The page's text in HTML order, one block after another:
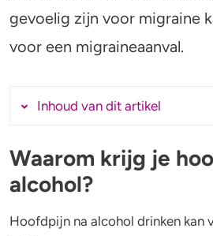
Hulp
Gezondheid
Kinderwens &
Promillage calculator
Alcohol en opvoeden
gevoelig zijn voor migraine
voor een migraineaanval.
Inhoud van dit artikel
Waarom krijg je
Je kan uitdrogen
Waarom krijg je
alcohol?
Hoofdpijn na alcohol drinken kan